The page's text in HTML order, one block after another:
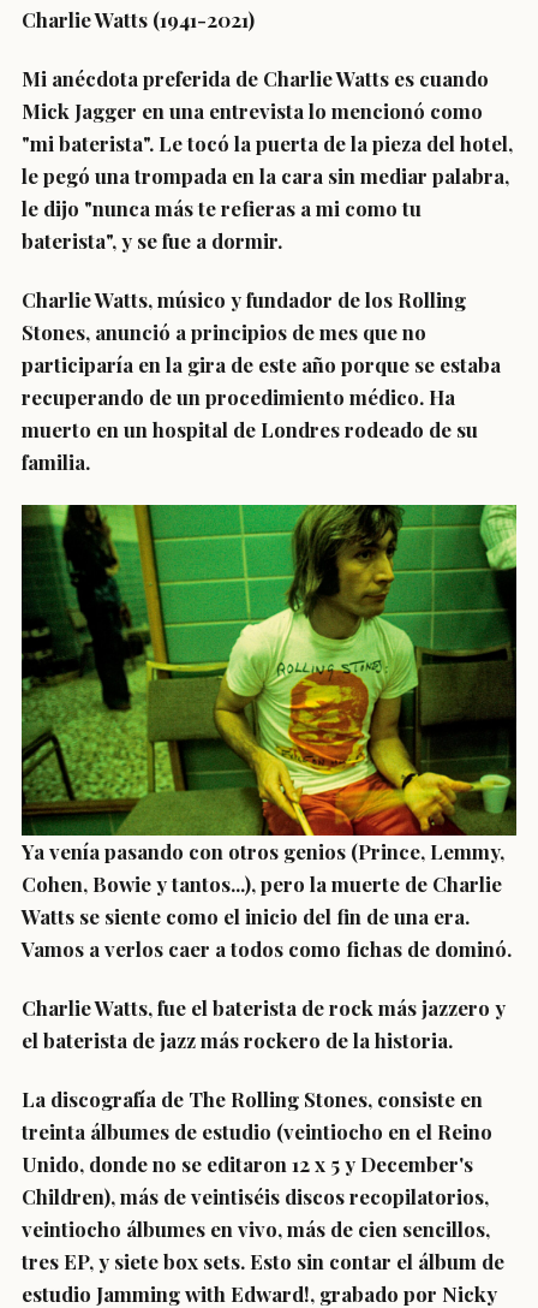
Charlie Watts (1941-2021)
Mi anécdota preferida de Charlie Watts es cuando
Mick Jagger en una entrevista lo mencionó como
"mi baterista". Le tocó la puerta de la pieza del hotel,
le pegó una trompada en la cara sin mediar palabra,
le dijo "nunca más te refieras a mi como tu
baterista", y se fue a dormir.
Charlie Watts, músico y fundador de los Rolling
Stones, anunció a principios de mes que no
participaría en la gira de este año porque se estaba
recuperando de un procedimiento médico. Ha
muerto en un hospital de Londres rodeado de su
familia.
Ya venía pasando con otros genios (Prince, Lemmy,
Cohen, Bowie y tantos...), pero la muerte de Charlie
Watts se siente como el inicio del fin de una era.
Vamos a verlos caer a todos como fichas de dominó.
Charlie Watts, fue el baterista de rock más jazzero y
el baterista de jazz más rockero de la historia.
La discografía de The Rolling Stones, consiste en
treinta álbumes de estudio (veintiocho en el Reino
Unido, donde no se editaron 12 x 5 y December's
Children), más de veintiséis discos recopilatorios,
veintiocho álbumes en vivo, más de cien sencillos,
tres EP, y siete box sets. Esto sin contar el álbum de
estudio Jamming with Edward!, grabado por Nicky